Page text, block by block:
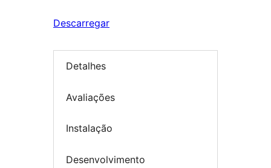
Descarregar
Detalhes
Avaliações
Instalação
Desenvolvimento